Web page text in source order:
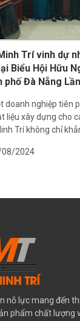
Trí vinh dự
Biểu Hội Hữu
phố Đà Nẵng
doanh nghiệp tiên
liệu xây dựng cho
Trí không chỉ
08/2024
nỗ lực mang đến
phẩm chất lượng